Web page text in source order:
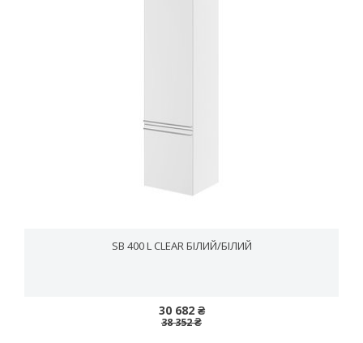
SB 400 L CLEAR БІЛИЙ/БІЛИЙ
30 682 ₴
38 352 ₴